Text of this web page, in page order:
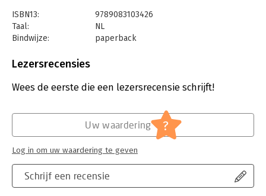
aan de slag gaat als hulpje in de bouw. Het leven in Europa
valt hem zwaar. De hooggespannen verwachtingen worden niet
ingelost en het gemis van zijn vaderland en dierbaren hakt
hij Askram op een zeer wrede manier beleven. Vervloekt is de
schrijver.
ISBN13:
9789083103426
Taal:
NL
Bindwijze:
paperback
Uitgever:
Verschijningsdatum:
30-1-2024
Literatuur en romans
Lezersrecensies
Wees de eerste die een lezersrecensie schrijft!
Schrijf een recensie
Uw waardering ?
Log in om uw waardering te geven